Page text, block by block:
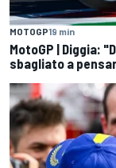
MOTOGP19 min
MotoGP | Diggia:
sbagliato a